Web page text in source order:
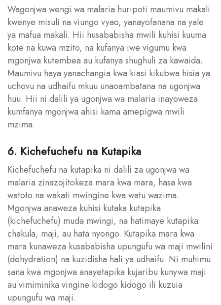
Wagonjwa wengi wa malaria huripoti maumivu makali
kwenye misuli na viungo vyao, yanayofanana na yale
ya mafua makali. Hii husababisha mwili kuhisi kuuma
kote na kuwa mzito, na kufanya iwe vigumu kwa
mgonjwa kutembea au kufanya shughuli za kawaida.
Maumivu haya yanachangia kwa kiasi kikubwa hisia ya
uchovu na udhaifu mkuu unaoambatana na ugonjwa
huu. Hii ni dalili ya ugonjwa wa malaria inayoweza
kumfanya mgonjwa ahisi kama amepigwa mwili
mzima.
6. Kichefuchefu na Kutapika
Kichefuchefu na kutapika ni dalili za ugonjwa wa
malaria zinazojitokeza mara kwa mara, hasa kwa
watoto na wakati mwingine kwa watu wazima.
Mgonjwa anaweza kuhisi kutaka kutapika
(kichefuchefu) muda mwingi, na hatimaye kutapika
chakula, maji, au hata nyongo. Kutapika mara kwa
mara kunaweza kusababisha upungufu wa maji mwilini
(dehydration) na kuzidisha hali ya udhaifu. Ni muhimu
sana kwa mgonjwa anayetapika kujaribu kunywa maji
au vimiminika vingine kidogo kidogo ili kuzuia
upungufu wa maji.